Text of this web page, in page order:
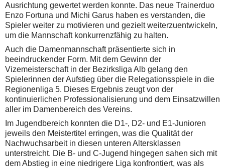
Ausrichtung gewertet werden konnte. Das neue Trainerduo
Enzo Fortuna und Michi Garus haben es verstanden, die
Spieler weiter zu motivieren und gezielt weiterzuentwickeln,
um die Mannschaft konkurrenzfähig zu halten.
Auch die Damenmannschaft präsentierte sich in
beeindruckender Form. Mit dem Gewinn der
Vizemeisterschaft in der Bezirksliga Alb gelang den
Spielerinnen der Aufstieg über die Relegationsspiele in die
Regionenliga 5. Dieses Ergebnis zeugt von der
kontinuierlichen Professionalisierung und dem Einsatzwillen
aller im Damenbereich des Vereins.
Im Jugendbereich konnten die D1-, D2- und E1-Junioren
jeweils den Meistertitel erringen, was die Qualität der
Nachwuchsarbeit in diesen unteren Altersklassen
unterstreicht. Die B- und C-Jugend hingegen sahen sich mit
dem Abstieg in eine niedrigere Liga konfrontiert, was als